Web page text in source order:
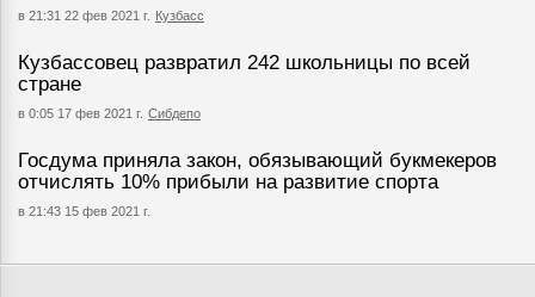
в 21:31 22 фев 2021 г. Кузбасс
Кузбассовец развратил 242 школьницы по всей
стране
в 0:05 17 фев 2021 г. Сибдепо
Госдума приняла закон, обязывающий букмекеров
отчислять 10% прибыли на развитие спорта
в 21:43 15 фев 2021 г.